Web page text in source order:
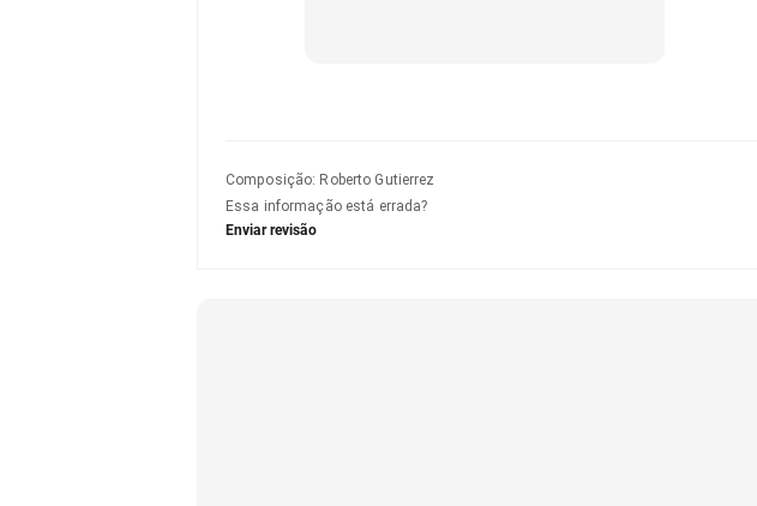
Composição: Roberto Gutierrez
Essa informação está errada?
Enviar revisão